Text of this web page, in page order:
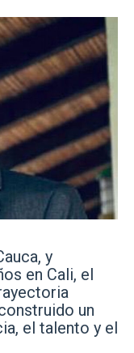
y
en Cali, el
un
el talento y el